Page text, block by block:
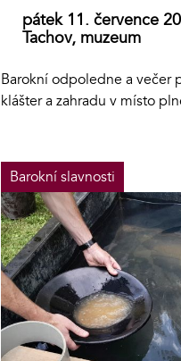
pátek 11. července
Tachov, muzeum
Barokní odpoledne a večer
klášter a zahradu v místo
Barokní slavnosti